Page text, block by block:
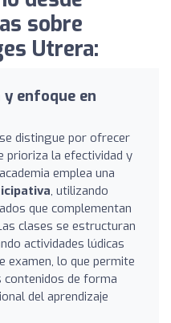
sobre
Utrera:
enfoque en
distingue por ofrecer
prioriza la efectividad y
emplea una
, utilizando
que complementan
clases se estructuran
actividades lúdicas
examen, lo que permite
de forma
del aprendizaje